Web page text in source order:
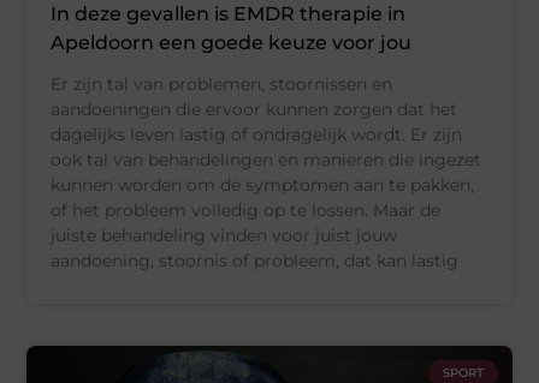
In deze gevallen is EMDR therapie in
Apeldoorn een goede keuze voor jou
Er zijn tal van problemen, stoornissen en
aandoeningen die ervoor kunnen zorgen dat het
dagelijks leven lastig of ondragelijk wordt. Er zijn
ook tal van behandelingen en manieren die ingezet
kunnen worden om de symptomen aan te pakken,
of het probleem volledig op te lossen. Maar de
juiste behandeling vinden voor juist jouw
aandoening, stoornis of probleem, dat kan lastig
SPORT